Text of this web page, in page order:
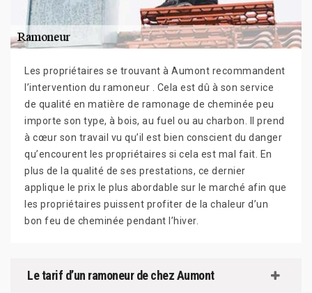
Les propriétaires se trouvant à Aumont recommandent
l’intervention du ramoneur . Cela est dû à son service
de qualité en matière de ramonage de cheminée peu
importe son type, à bois, au fuel ou au charbon. Il prend
à cœur son travail vu qu’il est bien conscient du danger
qu’encourent les propriétaires si cela est mal fait. En
plus de la qualité de ses prestations, ce dernier
applique le prix le plus abordable sur le marché afin que
les propriétaires puissent profiter de la chaleur d’un
bon feu de cheminée pendant l’hiver.
Le tarif d’un ramoneur de chez Aumont